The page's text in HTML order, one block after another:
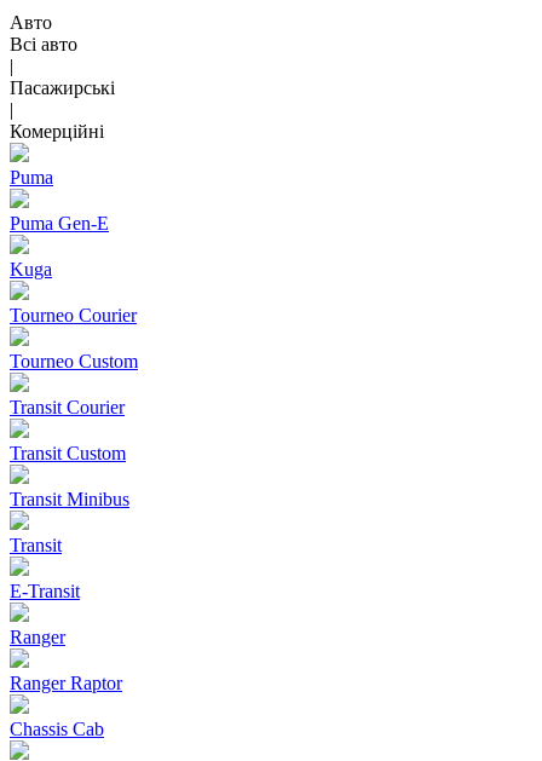
Авто
Всі авто
|
Пасажирські
|
Комерційні
Puma
Puma Gen‑E
Kuga
Tourneo Courier
Tourneo Custom
Transit Courier
Transit Custom
Transit Minibus
Transit
E-Transit
Ranger
Ranger Raptor
Chassis Cab